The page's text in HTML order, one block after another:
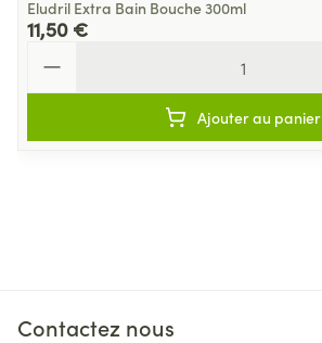
Eludril Extra Bain Bouche 300ml
11,50 €
Ajouter au panier
Contactez nous